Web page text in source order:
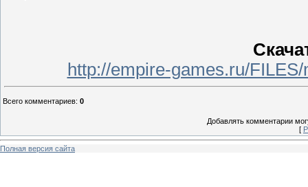
http://empire-games.ru/
Всего комментариев: 0
Добавлять комментарии
[
Полная версия сайта